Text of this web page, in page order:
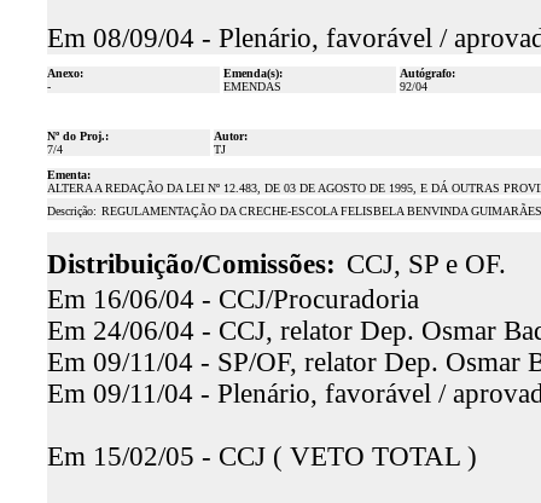
Em 08/09/04 - Plenário, favorável /
Anexo:
-
Emenda(s):
EMENDAS
Autógrafo:
92/04
Nº do Proj.:
7/4
Autor:
TJ
Ementa:
ALTERA A REDAÇÃO DA LEI Nº 12.483, DE 03 DE AGOSTO DE 1995, E DÁ OUTRAS
Descrição: REGULAMENTAÇÃO DA CRECHE-ESCOLA FELISBELA BENVINDA GUIMARÃES
Distribuição/Comissões: CCJ, SP e OF.
Em 16/06/04 - CCJ/Procuradoria
Em 24/06/04 - CCJ, relator Dep. Osmar
Em 09/11/04 - SP/OF, relator Dep. Osmar
Em 09/11/04 - Plenário, favorável /
Em 15/02/05 - CCJ ( VETO TOTAL )